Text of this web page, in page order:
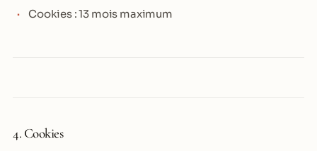
Cookies : 13 mois maximum
4. Cookies